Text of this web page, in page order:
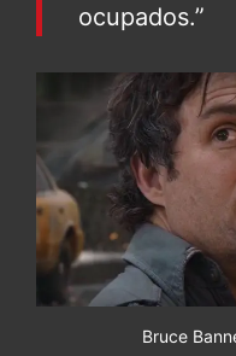
ocupados.”
Bruce